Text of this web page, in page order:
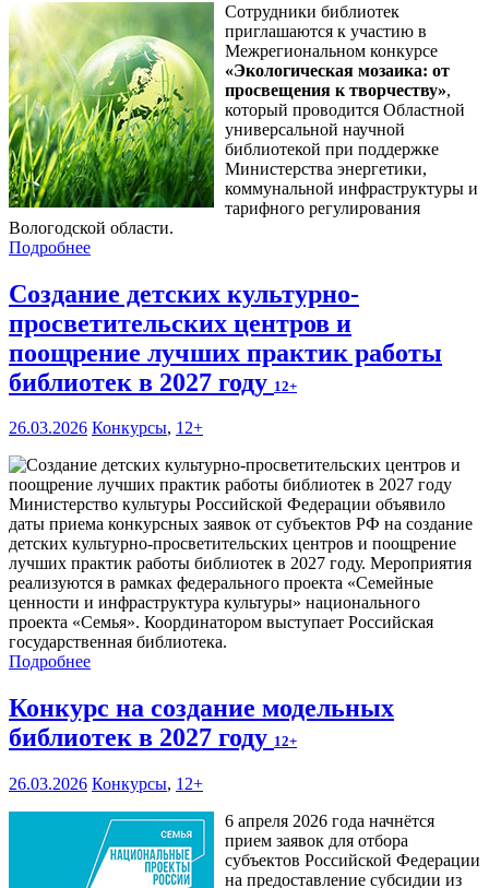
Сотрудники библиотек
приглашаются к участию в
Межрегиональном конкурсе
«Экологическая мозаика: от
просвещения к творчеству»,
который проводится Областной
универсальной научной
библиотекой при поддержке
Министерства энергетики,
коммунальной инфраструктуры и
тарифного регулирования
Вологодской области.
Подробнее
Создание детских культурно-
просветительских центров и
поощрение лучших практик работы
библиотек в 2027 году 12+
26.03.2026 Конкурсы, 12+
Министерство культуры Российской Федерации объявило
даты приема конкурсных заявок от субъектов РФ на создание
детских культурно-просветительских центров и поощрение
лучших практик работы библиотек в 2027 году. Мероприятия
реализуются в рамках федерального проекта «Семейные
ценности и инфраструктура культуры» национального
проекта «Семья». Координатором выступает Российская
государственная библиотека.
Подробнее
Конкурс на создание модельных
библиотек в 2027 году 12+
26.03.2026 Конкурсы, 12+
6 апреля 2026 года начнётся
прием заявок для отбора
субъектов Российской Федерации
на предоставление субсидии из